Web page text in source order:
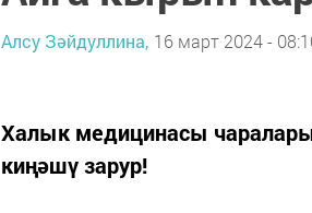
Алсу Зәйдуллина, 16 март 2024 -
Халык медицинасы чаралары
киңәшү зарур!